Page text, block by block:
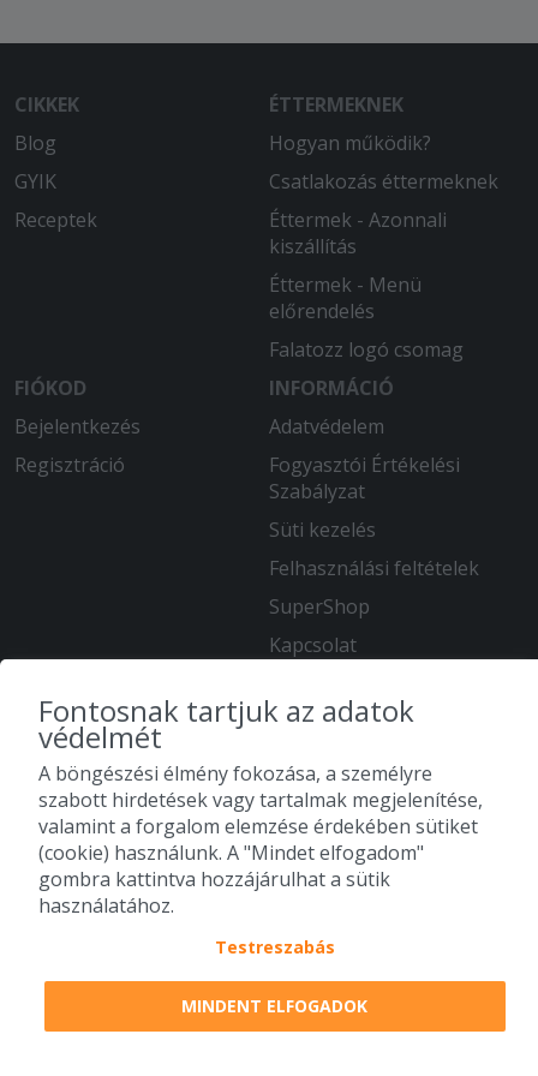
Kifejezetten ízletes volt.
CIKKEK
Blog
GYIK
Receptek
ÉTTERMEKNEK
Hogyan működik?
Csatlakozás éttermeknek
Éttermek - Azonnali
kiszállítás
Éttermek - Menü
előrendelés
Falatozz logó csomag
FIÓKOD
Bejelentkezés
Regisztráció
INFORMÁCIÓ
Adatvédelem
Fogyasztói Értékelési
Szabályzat
Süti kezelés
Felhasználási feltételek
SuperShop
Kapcsolat
KÖVESS MINKET
Fontosnak tartjuk az adatok
védelmét
A böngészési élmény fokozása, a személyre
szabott hirdetések vagy tartalmak megjelenítése,
valamint a forgalom elemzése érdekében sütiket
(cookie) használunk. A "Mindet elfogadom"
gombra kattintva hozzájárulhat a sütik
használatához.
Testreszabás
MINDENT ELFOGADOK